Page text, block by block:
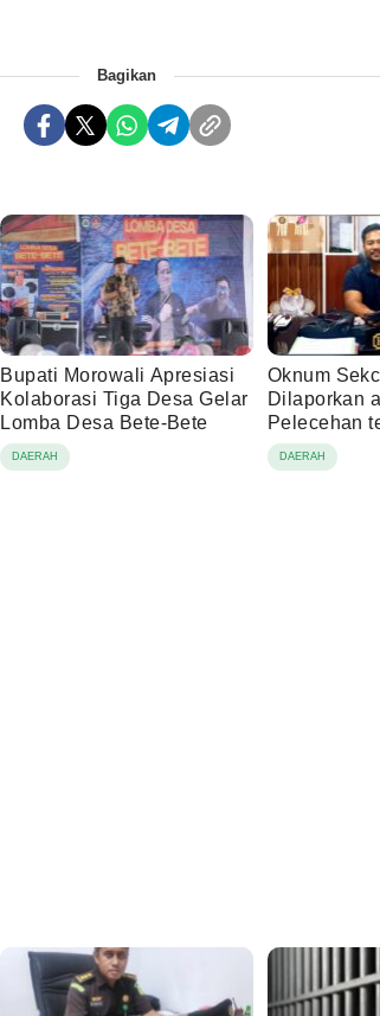
Bagikan
Bupati Morowali Apresiasi
Kolaborasi Tiga Desa Gelar
Lomba Desa Bete-Bete
DAERAH
Oknum
Dilaporkan
Pelecehan
Anak di
DAERAH